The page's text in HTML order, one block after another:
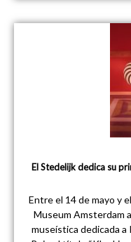
El Stedelijk dedica su
Entre el 14 de mayo y
Museum Amsterdam
museística dedicada a